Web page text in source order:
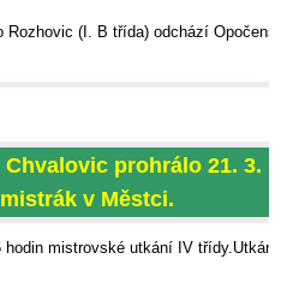
Rozhovic (I. B třída) odchází
prohrálo 21. 3.
v Městci.
hodin mistrovské utkání IV třídy.Utkání